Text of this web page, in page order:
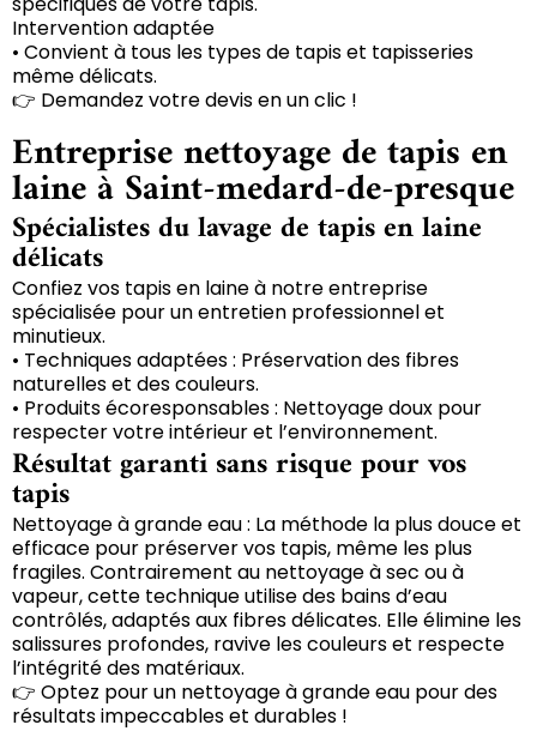
Intervention adaptée
• Convient à tous les types de tapis et tapisseries
même délicats.
👉 Demandez votre devis en un clic !
Entreprise nettoyage de tapis en
laine à Saint-medard-de-presque
Spécialistes du lavage de tapis en laine
délicats
Confiez vos tapis en laine à notre entreprise
spécialisée pour un entretien professionnel et
minutieux.
• Techniques adaptées : Préservation des fibres
naturelles et des couleurs.
• Produits écoresponsables : Nettoyage doux pour
respecter votre intérieur et l’environnement.
Résultat garanti sans risque pour vos
tapis
Nettoyage à grande eau : La méthode la plus douce et
efficace pour préserver vos tapis, même les plus
fragiles. Contrairement au nettoyage à sec ou à
vapeur, cette technique utilise des bains d’eau
contrôlés, adaptés aux fibres délicates. Elle élimine les
salissures profondes, ravive les couleurs et respecte
l’intégrité des matériaux.
👉 Optez pour un nettoyage à grande eau pour des
résultats impeccables et durables !